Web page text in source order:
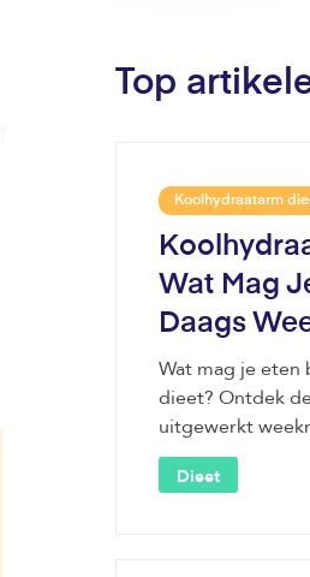
Top
Koolhydraatarm
Wat Mag
Daags
Wat mag je eten
dieet? Ontdek
uitgewerkt
Dieet